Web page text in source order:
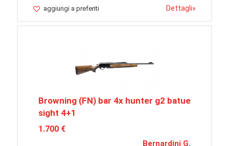
aggiungi a preferiti Dettagli»
Browning (FN) bar 4x hunter g2 batue
sight 4+1
1.700 €
Bernardini G.